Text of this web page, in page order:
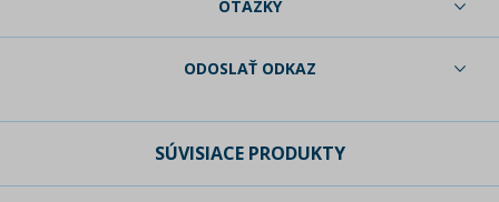
OTÁZKY
ODOSLAŤ ODKAZ
SÚVISIACE PRODUKTY